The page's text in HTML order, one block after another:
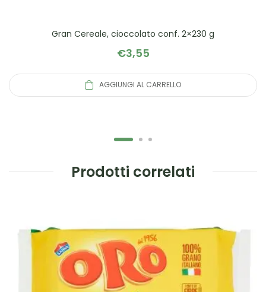
Gran Cereale, cioccolato conf. 2×230 g
€3,55
AGGIUNGI AL CARRELLO
Prodotti correlati